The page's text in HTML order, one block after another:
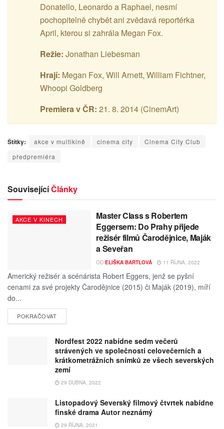
Donatello, Leonardo a Raphael, nesmí
pochopitelně chybět ani zvědavá reportérka
April, kterou si zahrála Megan Fox.
Režie: Jonathan Liebesman
Hrají: Megan Fox, Will Arnett, William Fichtner,
Whoopi Goldberg
Premiera v ČR: 21. 8. 2014 (CinemArt)
Štítky: akce v multikině cinema city
Cinema City Club
předpremiéra
SouvisejícíČlánky
AKCE V KINECH
Master Class s Robertem
Eggersem: Do Prahy přijede
režisér filmů Čarodějnice, Maják
a Seveřan
OD ELIŠKA BARTLOVÁ 11 ŘÍJNA, 2022
Americký režisér a scénárista Robert Eggers, jenž se pyšní
cenami za své projekty Čarodějnice (2015) či Maják (2019), míří
do...
POKRAČOVAT
Nordfest 2022 nabídne sedm večerů
strávených ve společnosti celovečerních a
krátkometrážních snímků ze všech severských
zemí
29 DUBNA, 2022
Listopadový Severský filmový čtvrtek nabídne
finské drama Autor neznámý
29 ŘÍJNA, 2021